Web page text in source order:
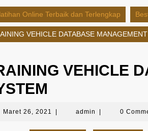
Online Terbaik dan Terlengkap
VEHICLE DATABASE
VEHICLE
Maret 26, 2021 Maret
2021
admin admin 0